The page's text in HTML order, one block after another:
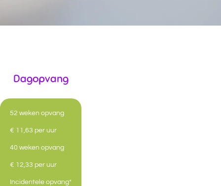
Dagopvang
52 weken opvang
€ 11,63 per uur
40 weken opvang
€ 12,33 per uur
Incidentele opvang*